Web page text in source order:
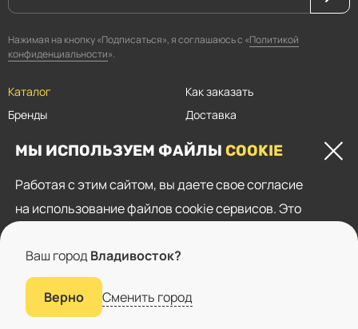
Ваш город Владивосток?
Верно Сменить город
МЫ ИСПОЛЬЗУЕМ ФАЙЛЫ COOKIE
Работая с этим сайтом, вы даете свое согласие
на использование файлов cookie сервисов. Это
сайта, показа целевой рекламы и анализа трафика.
Принимаю Подробнее
Каталог
Бренды
Прайсы
Контакты
Как заказать
Доставка
Оплата
Скидки
Нажимая на кнопку «Подписаться», я соглашаюсь с «Политикой
конфиденциальности».
© 2015–2026 «Канцелярская крыса»
Пользовательское соглашение
Политика конфиденциальности
Разработка — студия «Сибирикс»